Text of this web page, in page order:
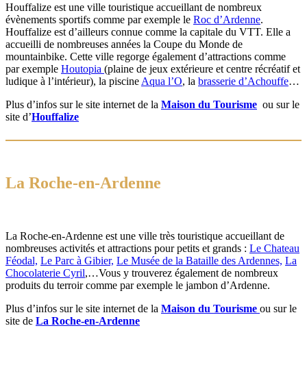
Houffalize est une ville touristique accueillant de nombreux
évènements sportifs comme par exemple le Roc d’Ardenne.
Houffalize est d’ailleurs connue comme la capitale du VTT. Elle a
accueilli de nombreuses années la Coupe du Monde de
mountainbike. Cette ville regorge également d’attractions comme
par exemple Houtopia (plaine de jeux extérieure et centre récréatif et
ludique à l’intérieur), la piscine Aqua l’O, la brasserie d’Achouffe…
Plus d’infos sur le site internet de la Maison du Tourisme ou sur le
site d’Houffalize
La Roche-en-Ardenne
La Roche-en-Ardenne est une ville très touristique accueillant de
nombreuses activités et attractions pour petits et grands : Le Chateau
Féodal, Le Parc à Gibier, Le Musée de la Bataille des Ardennes, La
Chocolaterie Cyril,…Vous y trouverez également de nombreux
produits du terroir comme par exemple le jambon d’Ardenne.
Plus d’infos sur le site internet de la Maison du Tourisme ou sur le
site de La Roche-en-Ardenne